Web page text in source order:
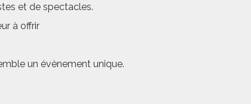
et de spectacles.
à offrir
un évènement unique.